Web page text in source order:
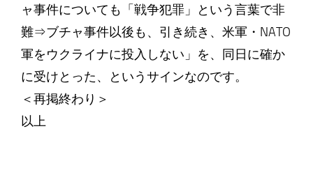
ャ事件についても「戦争犯罪」という言葉で非
難⇒ブチャ事件以後も、引き続き、米軍・NATO
軍をウクライナに投入しない」を、同日に確か
に受けとった、というサインなのです。
＜再掲終わり＞
以上